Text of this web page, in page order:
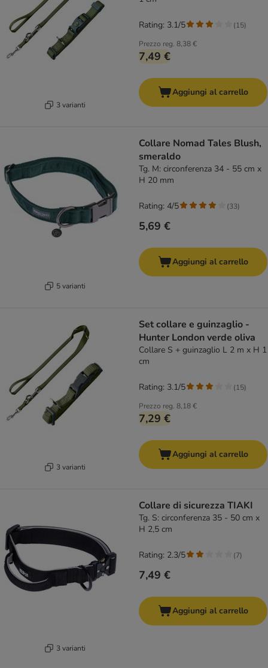
3 varianti
Prezzo reg. 8,38 €
7,49 €
Rating: 3.1/5 (15)
Aggiungi al carrello
5 varianti
Collare Nomad Tales Blush,
smeraldo
Tg. M: circonferenza 34 - 55 cm x
H 20 mm
5,69 €
Rating: 4/5 (33)
Aggiungi al carrello
3 varianti
Set collare e guinzaglio -
Hunter London verde oliva
Collare S + guinzaglio L 2 m x H 1
cm
Prezzo reg. 8,18 €
7,29 €
Rating: 3.1/5 (15)
Aggiungi al carrello
3 varianti
Collare di sicurezza TIAKI
Tg. S: circonferenza 35 - 50 cm x
H 2,5 cm
7,49 €
Rating: 2.3/5 (7)
Aggiungi al carrello